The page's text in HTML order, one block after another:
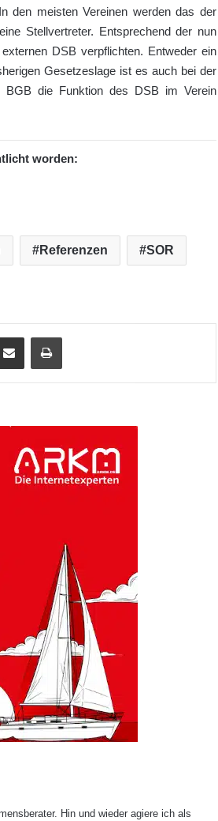
den meisten Vereinen werden das der
Stellvertreter. Entsprechend der nun
DSB verpflichten. Entweder ein
Gesetzeslage ist es auch bei der
die Funktion des DSB im Verein
worden:
Referenzen SOR
Hin und wieder agiere ich als